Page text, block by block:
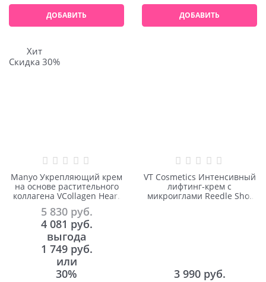
ДОБАВИТЬ ДОБАВИТЬ
Хит
Скидка 30%
Manyo Укрепляющий крем
на основе растительного
коллагена VCollagen Heart
Fit Multi Cream 50ml
5 830 руб.
4 081 руб.
выгода
1 749 руб.
или
30%
VT Cosmetics Интенсивный
лифтинг-крем с
микроиглами Reedle Shot
3 990 руб.